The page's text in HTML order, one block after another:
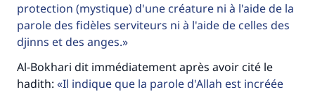
protection (mystique) d'une créature ni à l'aide de la
parole des fidèles serviteurs ni à l'aide de celles des
djinns et des anges.
Al-Bokhari dit immédiatement après avoir cité le
hadith: Il indique que la parole d'Allah est incréée